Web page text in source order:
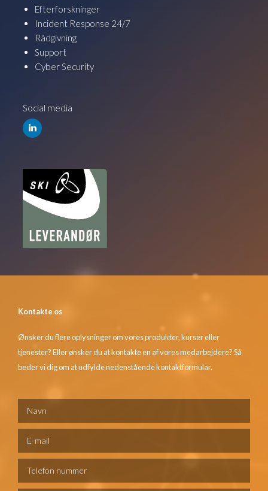
Efterforskninger
Incident Response 24/7
Rådgivning
Support
Cyber Security
Social media
Kontakte os
Ønsker du flere oplysninger om vores produkter, kurser eller
tjenester? Eller ønsker du at kontakte en af vores medarbejdere? Så
beder vi dig om at udfylde nedenstående kontaktformular.